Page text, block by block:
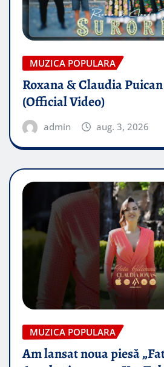
MUZICA POPULARA
Roxana & Claudia
(Official Video)
admin aug. 3, 2026
MUZICA POPULARA
Am lansat noua piesă